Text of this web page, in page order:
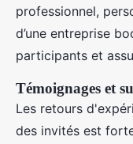
professionnel,
d’une entreprise
participants et
Témoignages et
Les retours
des invités est